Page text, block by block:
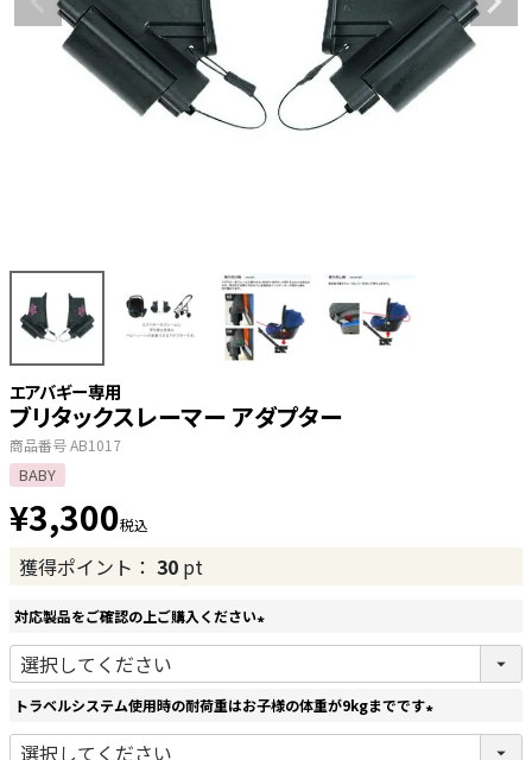
エアバギー専用
ブリタックスレーマー アダプター
商品番号AB1017
BABY
¥3,300税込
獲得ポイント： 30 pt
対応製品をご確認の上ご購入ください
(
須
)
トラベルシステム使用時の耐荷重はお子様の体重が9kgまでです
(